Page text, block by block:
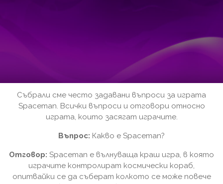
Събрали сме често задавани въпроси за играта
Spaceman. Всички въпроси и отговори относно
играта, които засягат играчите.
Въпрос: Какво е Spaceman?
Отговор: Spaceman е вълнуваща краш игра, в която
играчите контролират космически кораб,
опитвайки се да съберат колкото се може повече